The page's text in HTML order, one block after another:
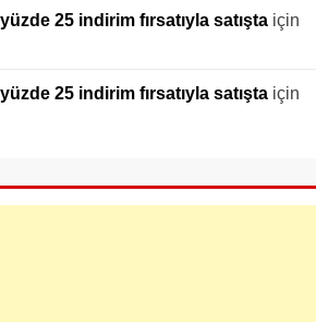
25 indirim fırsatıyla satışta için
25 indirim fırsatıyla satışta için